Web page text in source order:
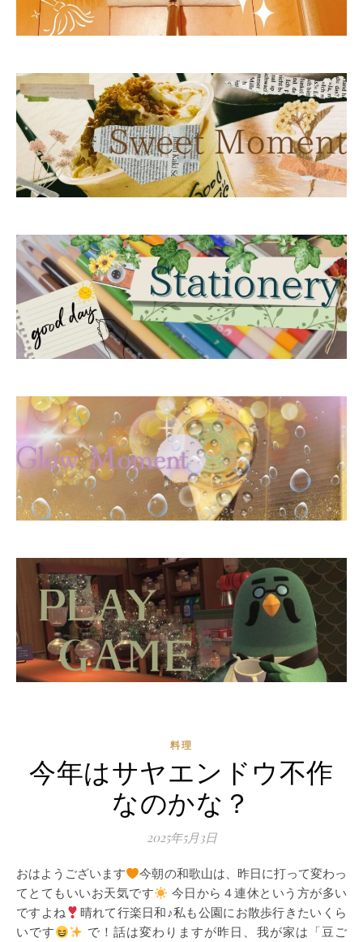
料理
今年はサヤエンドウ不作
なのかな？
2025年5月3日
おはようございます
今朝の和歌山は、昨日に打って変わっ
てとてもいいお天気です
今日から４連休という方が多い
ですよね
晴れて行楽日和♪私も公園にお散歩行きたいくら
いです
で！話は変わりますが昨日、我が家は「豆ご